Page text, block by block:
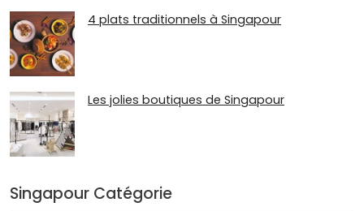
4 plats traditionnels à Singapour
Les jolies boutiques de Singapour
Singapour Catégorie